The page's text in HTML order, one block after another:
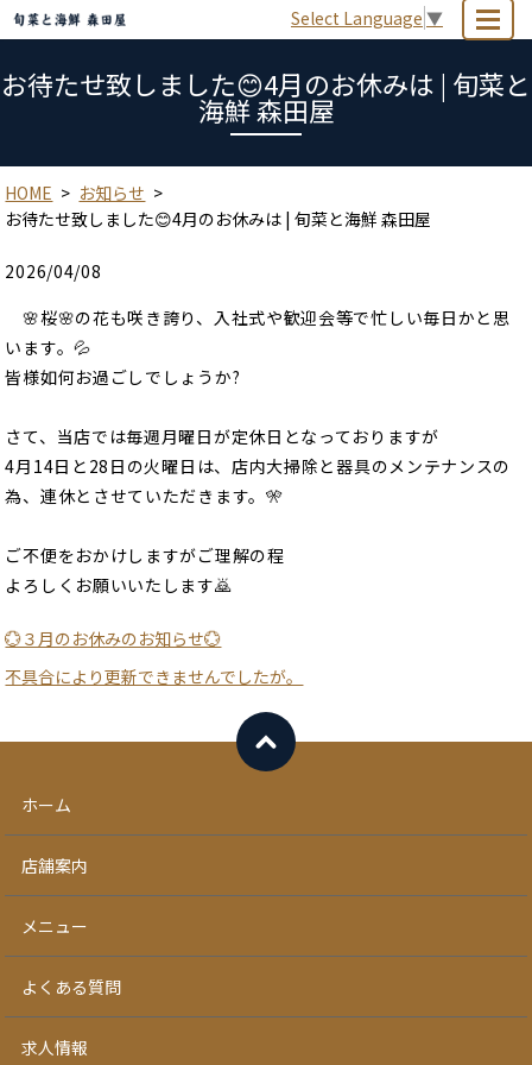
Select Language ▼
お待たせ致しました😊4月のお休みは | 旬菜と
海鮮 森田屋
HOME
お知らせ
お待たせ致しました😊4月のお休みは | 旬菜と海鮮 森田屋
2026/04/08
🌸桜🌸の花も咲き誇り、入社式や歓迎会等で忙しい毎日かと思
います。💦
皆様如何お過ごしでしょうか?
さて、当店では毎週月曜日が定休日となっておりますが
4月14日と28日の火曜日は、店内大掃除と器具のメンテナンスの
為、連休とさせていただきます。🎌
ご不便をおかけしますがご理解の程
よろしくお願いいたします🙇
💮３月のお休みのお知らせ💮
不具合により更新できませんでしたが。
ホーム
店舗案内
メニュー
よくある質問
求人情報